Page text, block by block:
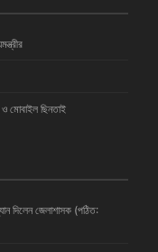
মোবাইল ছিনতাই
দিলেন জেলাশাসক (পঠিত: